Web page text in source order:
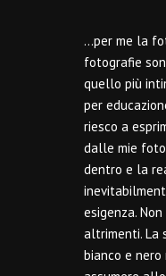
…per me la
fotografie
quello più
per
riesco a
dalle mie
dentro e la
esigenza.
altrimenti. La
bianco e